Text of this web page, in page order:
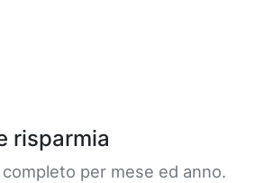
risparmia
per mese ed anno.